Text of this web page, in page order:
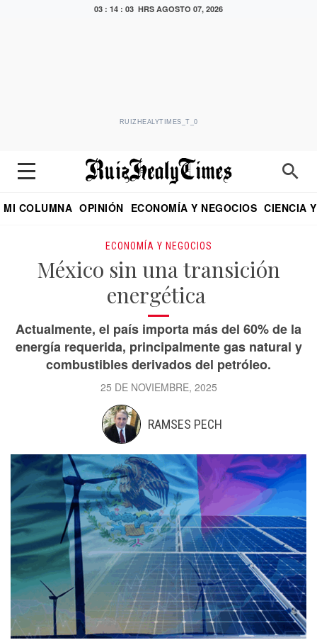
03 : 14 : 04 HRS AGOSTO 07, 2026
RUIZHEALYTIMES_T_0
MI COLUMNA OPINIÓN ECONOMÍA Y NEGOCIOS CIENCIA
ECONOMÍA Y NEGOCIOS
México sin una transición
energética
Actualmente, el país importa más del 60% de la
energía requerida, principalmente gas natural y
combustibles derivados del petróleo.
25 DE NOVIEMBRE, 2025
RAMSES PECH